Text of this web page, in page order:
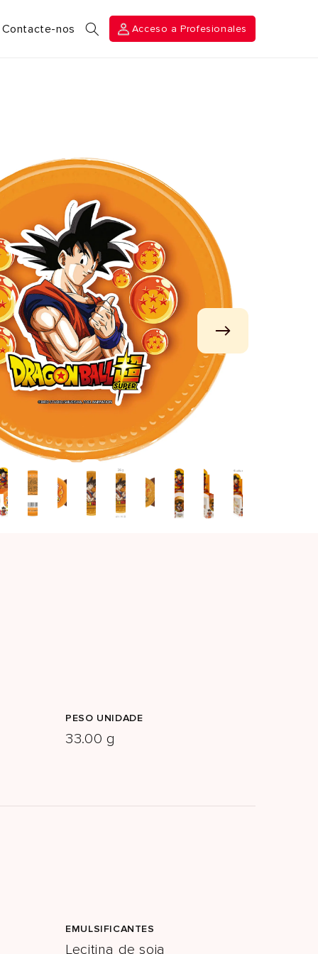
Contacte-nos Acceso a Profesionales
Profesionales
PESO UNIDADE
33.00 g
EMULSIFICANTES
Lecitina de soja